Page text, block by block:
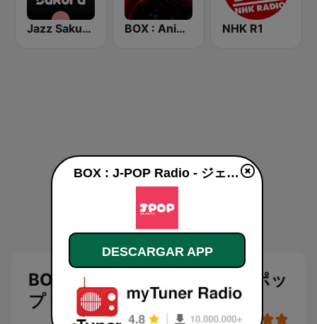
Jazz Sakura - asia DREAM radio BOX : Anime Radio -アニメラジオ NHK R1
BOX : J-POP Radio - ジェイポッ
プ 無線
BOX : J-POP Radio - ジェイポップ 無線 en línea
DESCARGAR APP